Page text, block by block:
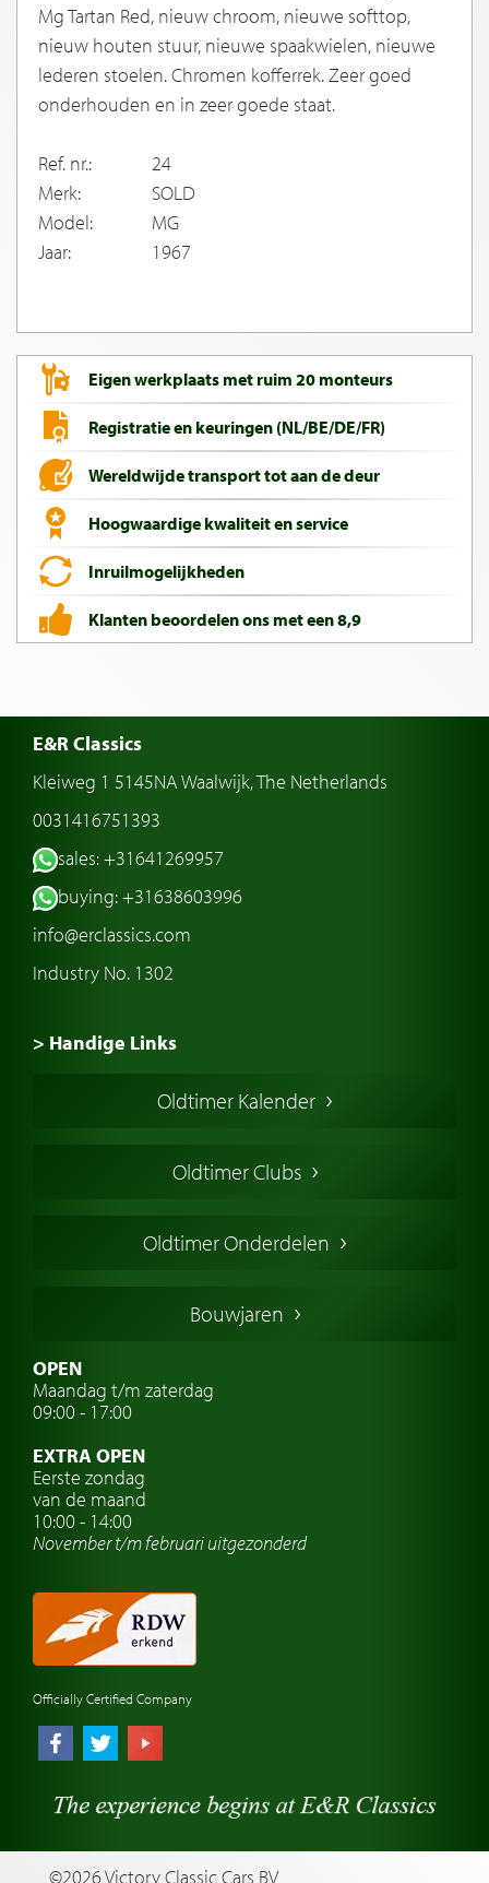
Mg Tartan Red, nieuw chroom, nieuwe softtop,
nieuw houten stuur, nieuwe spaakwielen, nieuwe
lederen stoelen. Chromen kofferrek. Zeer goed
onderhouden en in zeer goede staat.
Ref. nr.:
24
Merk:
SOLD
Model:
MG
Jaar:
1967
Eigen werkplaats met ruim 20 monteurs
Registratie en keuringen (NL/BE/DE/FR)
Wereldwijde transport tot aan de deur
Hoogwaardige kwaliteit en service
Inruilmogelijkheden
Klanten beoordelen ons met een 8,9
E&R Classics
Kleiweg 1 5145NA Waalwijk, The Netherlands
0031416751393
sales: +31641269957
buying: +31638603996
info@erclassics.com
Industry No. 1302
> Handige Links
Amerikaanse oldtimers
Franse oldtimers
Zweedse oldtimers
Oldtimer verzekering
Oldtimer reizen
Oldtimerwerkplaats
Automerk horloges
Classic cars Nederland
Oldtimer Kalender
Oldtimer Clubs
Oldtimer Onderdelen
Bouwjaren
OPEN
Maandag t/m zaterdag
09:00 - 17:00
EXTRA OPEN
Eerste zondag
van de maand
10:00 - 14:00
November t/m februariuitgezonderd
Officially Certified Company
©2026 Victory Classic Cars BV